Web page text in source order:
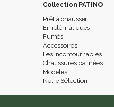
Collection PATINO
Prêt à chausser
Emblématiques
Fumés
Accessoires
Les incontournables
Chaussures patinées
Modèles
Notre Sélection